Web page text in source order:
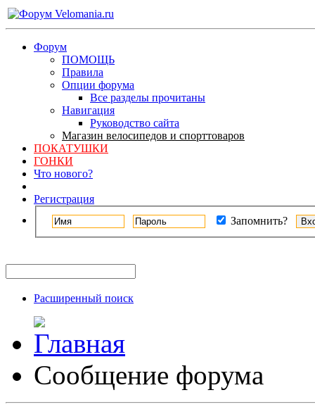
Форум
ПОМОЩЬ
Правила
Опции форума
Все разделы прочитаны
Навигация
Руководство сайта
Магазин велосипедов и спорттоваров
ПОКАТУШКИ
ГОНКИ
Что нового?
Регистрация
Запомнить?
Расширенный поиск
Сообщение форума